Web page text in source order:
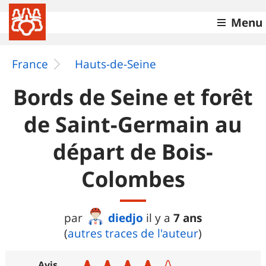
Menu
France Hauts-de-Seine
Bords de Seine et forêt
de Saint-Germain au
départ de Bois-
Colombes
par diedjo il y a 7 ans
(autres traces de l'auteur)